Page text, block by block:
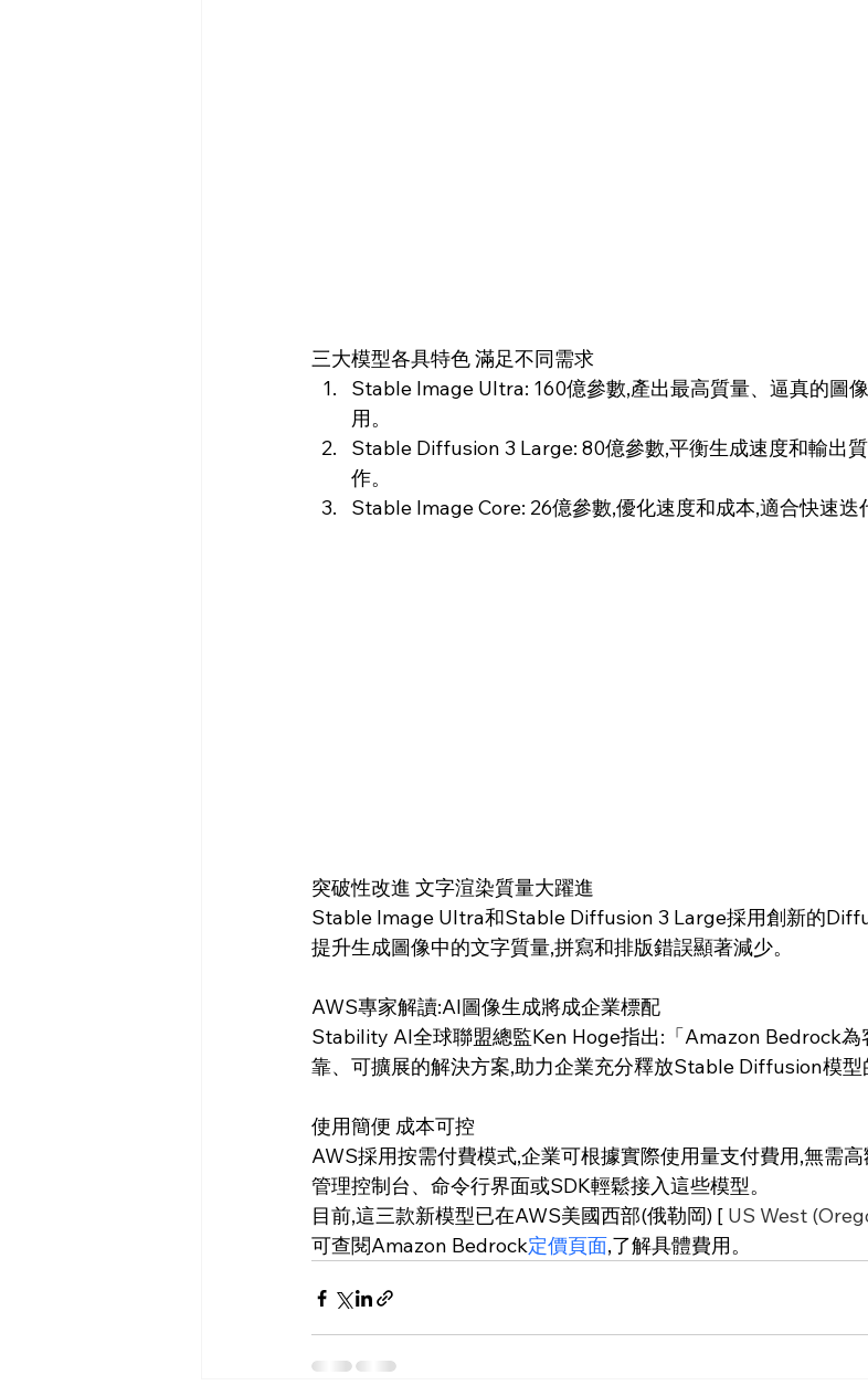
三大模型各具特色 滿足不同需求
Stable Image Ultra: 160億參數,產出最高質量、逼真的圖
用。
Stable Diffusion 3 Large: 80億參數,平衡生成速度和輸出
作。
Stable Image Core: 26億參數,優化速度和成本,適合快速迭
突破性改進 文字渲染質量大躍進
Stable Image Ultra和Stable Diffusion 3 Large採用創新的
提升生成圖像中的文字質量,拼寫和排版錯誤顯著減少。
AWS專家解讀:AI圖像生成將成企業標配
Stability AI全球聯盟總監Ken Hoge指出:「Amazon Bedrock
靠、可擴展的解決方案,助力企業充分釋放Stable Diffusion模型
使用簡便 成本可控
AWS採用按需付費模式,企業可根據實際使用量支付費用,無需
管理控制台、命令行界面或SDK輕鬆接入這些模型。
目前,這三款新模型已在AWS美國西部(俄勒岡) [ US West
可查閱Amazon Bedrock定價頁面,了解具體費用。